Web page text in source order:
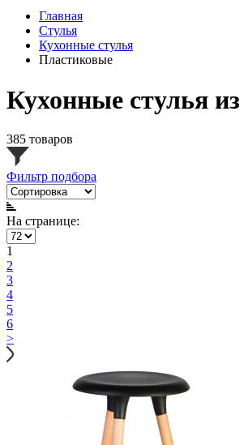
Главная
Стулья
Кухонные стулья
Пластиковые
Кухонные стулья
385 товаров
Фильтр подбора
На странице:
1
2
3
4
5
6
>